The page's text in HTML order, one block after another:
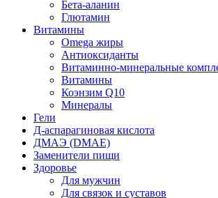
Бета-аланин
Глютамин
Витамины
Omega жиры
Антиоксиданты
Витаминно-минеральные
Витамины
Коэнзим Q10
Минералы
Гели
Д-аспарагиновая кислота
ДМАЭ (DMAE)
Заменители пищи
Здоровье
Для мужчин
Для связок и суставов